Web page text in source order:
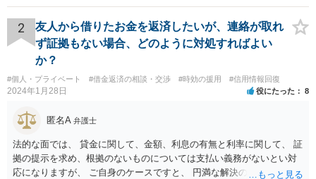
2
友人から借りたお金を返済したいが、連絡が取れ
ず証拠もない場合、どのように対処すればよい
か？
#個人・プライベート #借金返済の相談・交渉 #時効の援用 #信用情報回復
2024年1月28日 役にたった 8
匿名A 弁護士
法的な面では、 貸金に関して、金額、利息の有無と利率に関して、 証
拠の提示を求め、根拠のないものについては支払い義務がないとい対
応になりますが、 ご自身のケースですと、 円満な解決のため、一定程